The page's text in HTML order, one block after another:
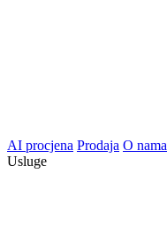
AI procjena Prodaja O nama
Usluge